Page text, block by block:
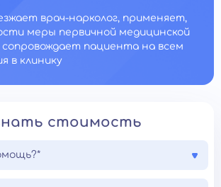
врач-нарколог, применяет,
меры первичной медицинской
пациента на всем
в клинику
стоимость